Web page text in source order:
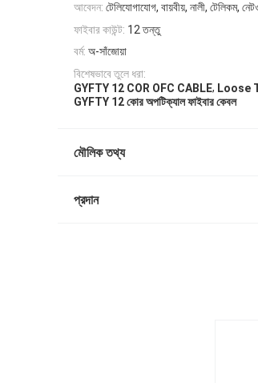
আবেদন: টেলিযোগাযোগ, বায়বীয়, নালী, টেলিকম,
ফাইবার কাউন্ট: 12 তন্তু
বর্ম: অ-সাঁজোয়া
বিশেষভাবে তুলে ধরা:
GYFTY 12 COR OFC CABLE, Loose
GYFTY 12 কোর অপটিক্যাল ফাইবার কেবল
মৌলিক তথ্য
প্রদান